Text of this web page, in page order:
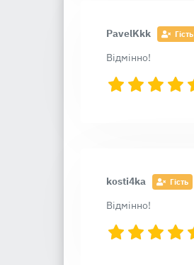
PavelKkk Гість
Відмінно!
kosti4ka Гість
Відмінно!